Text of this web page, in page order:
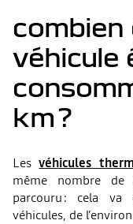
combien
véhicule
km ?
Lesvéhicules
même nombre
parcouru : cela
véhicules, de